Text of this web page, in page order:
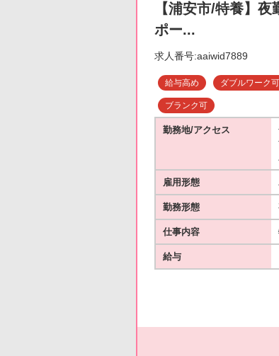
【浦安市/特養】
ポー...
求人番号:aaiwid7889
給与高め ダブルワーク可
ブランク可
勤務地/アクセス
雇用形態
勤務形態
仕事内容
給与